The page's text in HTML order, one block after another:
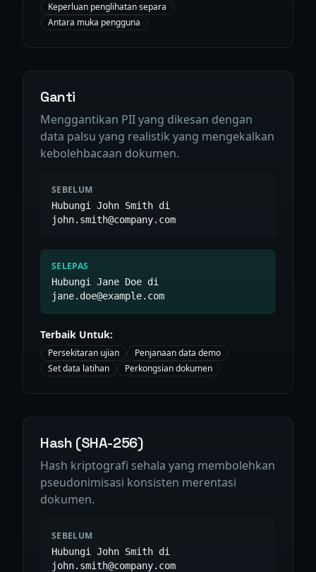
Keperluan penglihatan separa
Antara muka pengguna
Ganti
Menggantikan PII yang dikesan dengan
data palsu yang realistik yang mengekalkan
kebolehbacaan dokumen.
SEBELUM
Hubungi John Smith di
john.smith@company.com
SELEPAS
Hubungi Jane Doe di
jane.doe@example.com
Terbaik Untuk:
Persekitaran ujian
Penjanaan data demo
Set data latihan
Perkongsian dokumen
Hash (SHA-256)
Hash kriptografi sehala yang membolehkan
pseudonimisasi konsisten merentasi
dokumen.
SEBELUM
Hubungi John Smith di
john.smith@company.com